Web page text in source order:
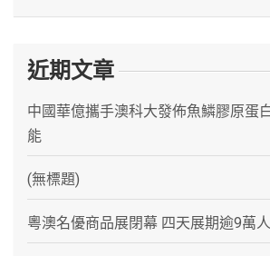
近期文章
中國華億攜手澳科大發佈魚鱗膠原蛋
能
(無標題)
粵澳名優商品展閉幕 四天展期逾9萬